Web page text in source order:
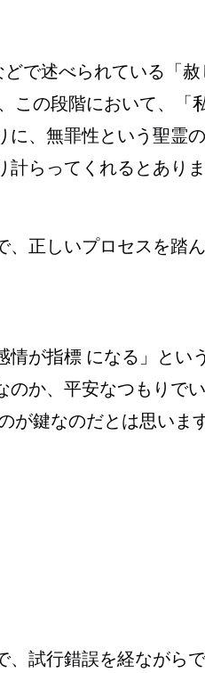
で述べられている「
この段階において、「
、無罪性という聖霊
らってくれるとありま
正しいプロセスを踏
情が指標 になる」と
のか、平安なつもりで
が鍵なのだとは思いま
、試行錯誤を経ながら